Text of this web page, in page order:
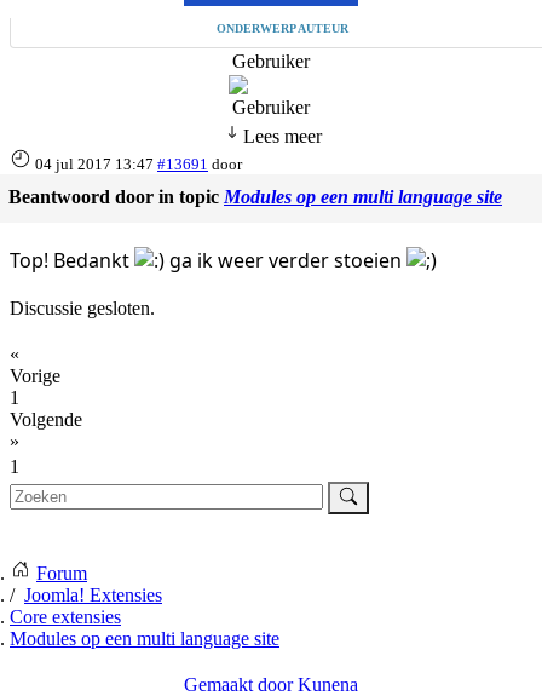
ONDERWERP AUTEUR
Gebruiker
Lees meer
04 jul 2017 13:47 #13691 door
Beantwoord door in topic Modules op een multi language site
Top! Bedankt ga ik weer verder stoeien
Discussie gesloten.
«
Vorige
1
Volgende
»
1
Forum
Joomla! Extensies
Core extensies
Modules op een multi language site
Gemaakt doorKunena